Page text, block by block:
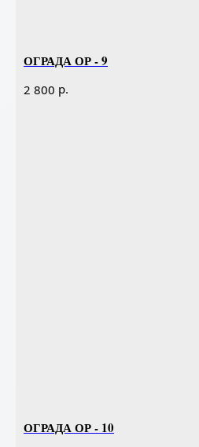
ОГРАДА ОР - 9
2 800 р.
ОГРАДА ОР - 10